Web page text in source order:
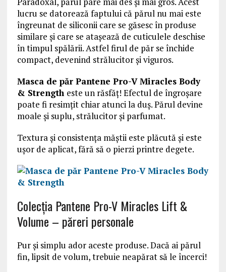
lucru se datorează faptului că părul nu mai este
îngreunat de siliconii care se găsesc în produse
similare și care se atașează de cuticulele deschise
în timpul spălării. Astfel firul de păr se închide
compact, devenind strălucitor și viguros.
Masca de păr Pantene Pro-V Miracles Body
& Strength este un răsfăț! Efectul de îngroșare
poate fi resimțit chiar atunci la duș. Părul devine
moale și suplu, strălucitor și parfumat.
Textura și consistența măștii este plăcută și este
ușor de aplicat, fără să o pierzi printre degete.
Colecția Pantene Pro-V Miracles Lift &
Volume – păreri personale
Pur și simplu ador aceste produse. Dacă ai părul
fin, lipsit de volum, trebuie neapărat să le încerci!